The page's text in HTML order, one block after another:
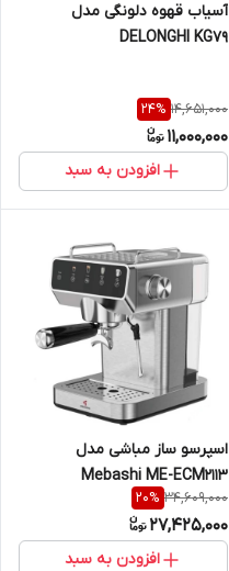
آسیاب قهوه دلونگی مدل
DELONGHI KG79
14,651,000
24%
11,000,000
افزودن به سبد
اسپرسو ساز مباشی مدل
Mebashi ME-ECM2113
34,609,000
20%
27,425,000
افزودن به سبد